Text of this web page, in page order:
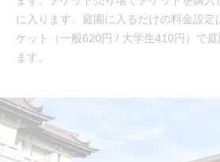
に入ります。庭園に入るだけの料金設定
ケット（一般620円 / 大学生410円）で
ます。